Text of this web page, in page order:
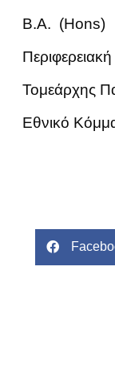
B.A. (Hons)
Τομεάρχης
Εθνικό